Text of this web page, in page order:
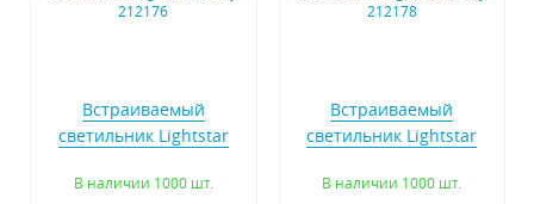
Встраиваемый
светильник Lightstar
В наличии 1000 шт.
Встраиваемый
светильник Lightstar
В наличии 1000 шт.